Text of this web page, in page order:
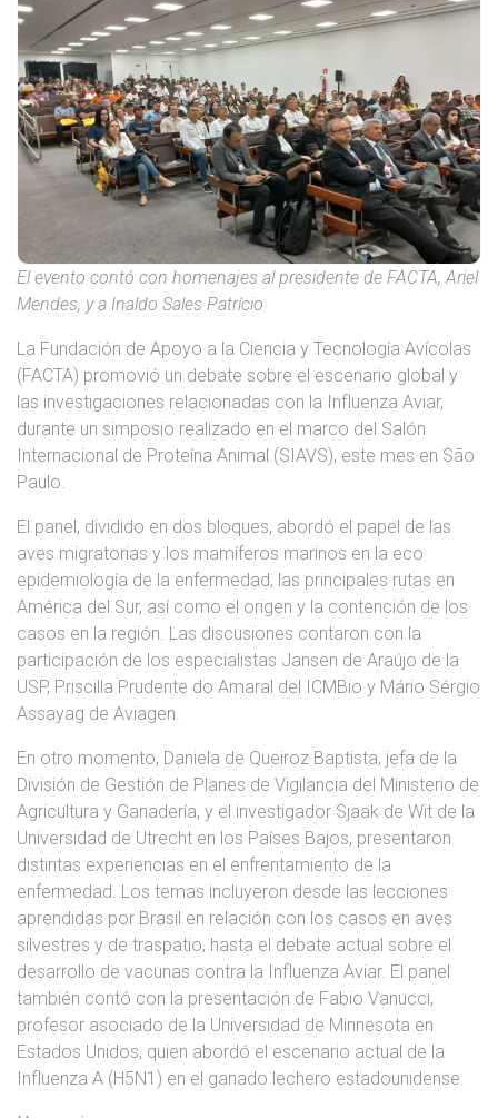
El evento contó con homenajes al presidente de FACTA, Ariel
Mendes, y a Inaldo Sales Patrício
La Fundación de Apoyo a la Ciencia y Tecnología Avícolas
(FACTA) promovió un debate sobre el escenario global y
las investigaciones relacionadas con la Influenza Aviar,
durante un simposio realizado en el marco del Salón
Internacional de Proteína Animal (SIAVS), este mes en São
Paulo.
El panel, dividido en dos bloques, abordó el papel de las
aves migratorias y los mamíferos marinos en la eco
epidemiología de la enfermedad, las principales rutas en
América del Sur, así como el origen y la contención de los
casos en la región. Las discusiones contaron con la
participación de los especialistas Jansen de Araújo de la
USP, Priscilla Prudente do Amaral del ICMBio y Mário Sérgio
Assayag de Aviagen.
En otro momento, Daniela de Queiroz Baptista, jefa de la
División de Gestión de Planes de Vigilancia del Ministerio de
Agricultura y Ganadería, y el investigador Sjaak de Wit de la
Universidad de Utrecht en los Países Bajos, presentaron
distintas experiencias en el enfrentamiento de la
enfermedad. Los temas incluyeron desde las lecciones
aprendidas por Brasil en relación con los casos en aves
silvestres y de traspatio, hasta el debate actual sobre el
desarrollo de vacunas contra la Influenza Aviar. El panel
también contó con la presentación de Fabio Vanucci,
profesor asociado de la Universidad de Minnesota en
Estados Unidos, quien abordó el escenario actual de la
Influenza A (H5N1) en el ganado lechero estadounidense.